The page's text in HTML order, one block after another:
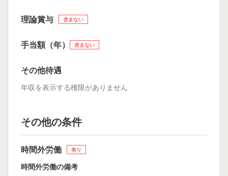
理論賞与 含まない
手当額（年） 含まない
その他待遇
年収を表示する権限がありません
その他の条件
時間外労働 有り
時間外労働の備考